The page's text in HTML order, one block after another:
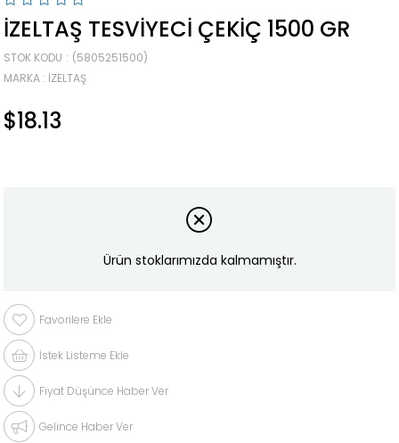
İZELTAŞ TESVIYECI ÇEKIÇ 1500 GR
STOK KODU
(5805251500)
MARKA : İZELTAŞ
$18.13
Ürün stoklarımızda kalmamıştır.
Favorilere Ekle
İstek Listeme Ekle
Fiyat Düşünce Haber Ver
Gelince Haber Ver